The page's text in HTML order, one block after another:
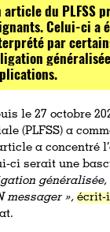
article du PLFSS
Celui-ci a
par
le 27 octobre
(PLFSS) a
a concentré
ci serait une
généralisée,
messager », écrit-